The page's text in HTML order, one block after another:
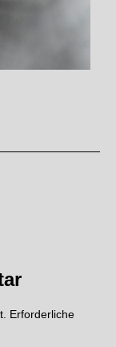
Erforderliche